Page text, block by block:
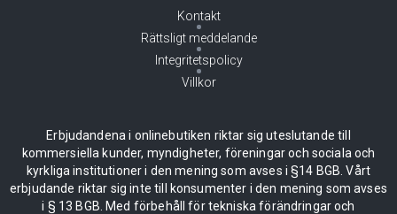
Kontakt
Rättsligt meddelande
Integritetspolicy
Villkor
Erbjudandena i onlinebutiken riktar sig uteslutande till
kommersiella kunder, myndigheter, föreningar och sociala och
kyrkliga institutioner i den mening som avses i §14 BGB. Vårt
erbjudande riktar sig inte till konsumenter i den mening som avses
i § 13 BGB. Med förbehåll för tekniska förändringar och